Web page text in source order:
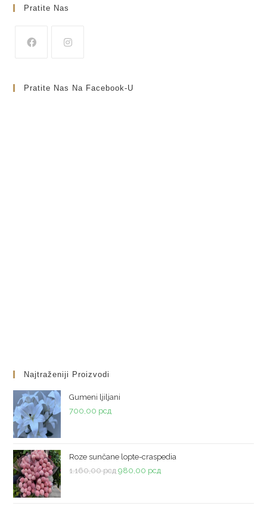
Pratite Nas
Pratite Nas Na Facebook-U
Najtraženiji Proizvodi
Gumeni ljiljani
700,00 рсд
Roze sunčane lopte-craspedia
1.160,00рсд Originalna
980,00 рсд